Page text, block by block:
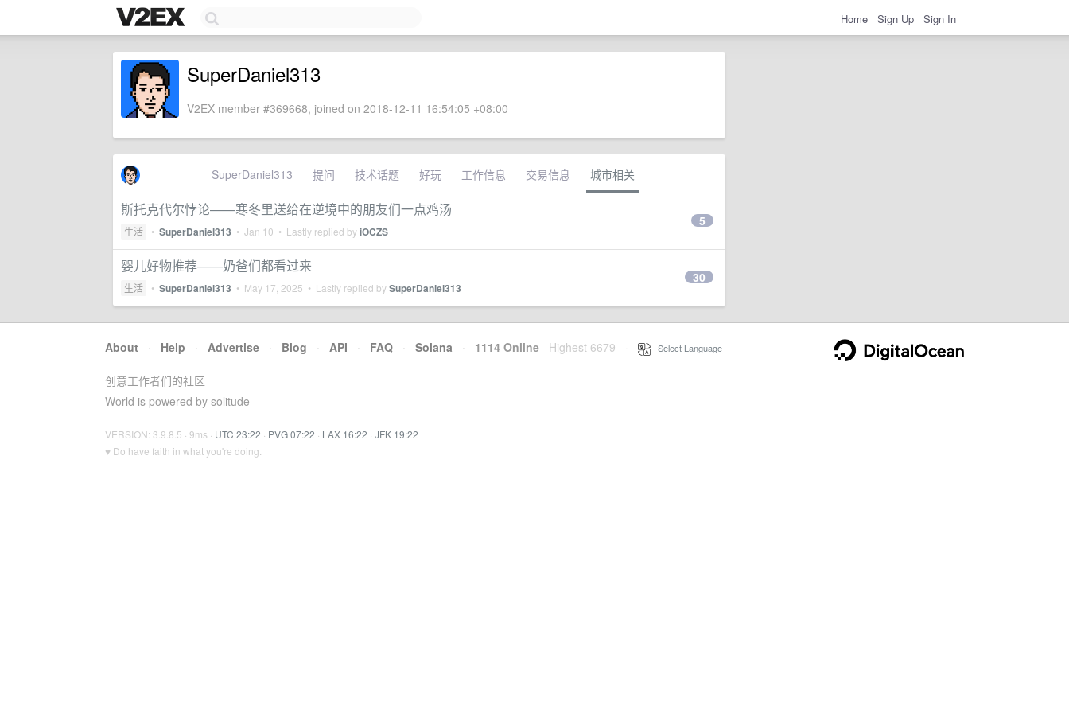
Home Sign Up Sign In
SuperDaniel313
V2EX member #369668, joined on 2018-12-11 16:54:05 +08:00
SuperDaniel313 提问 技术话题 好玩 工作信息 交易信息 城市相关
斯托克代尔悖论——寒冬里送给在逆境中的朋友们一点鸡汤
生活 • SuperDaniel313 • Jan 10 • Lastly replied byiOCZS
5
婴儿好物推荐——奶爸们都看过来
生活 • SuperDaniel313 • May 17, 2025 • Lastly replied bySuperDaniel313
30
About · Help · Advertise · Blog · API · FAQ · Solana · 1114 Online Highest 6679 Select Language
创意工作者们的社区
World is powered by solitude
VERSION: 3.9.8.5 · 9ms · UTC 23:22 · PVG 07:22 · LAX 16:22 · JFK 19:22
♥ Do have faith in what you're doing.